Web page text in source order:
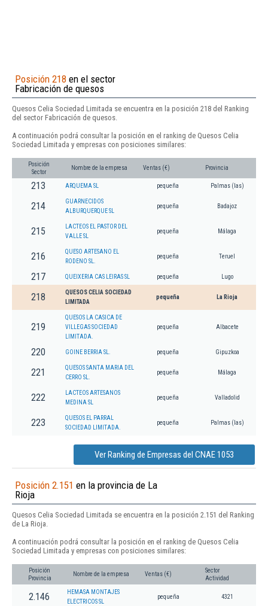
Posición 218 en el sector
Fabricación de quesos
Quesos Celia Sociedad Limitada se encuentra en la posición 218 del Ranking
del sector Fabricación de quesos.
A continuación podrá consultar la posición en el ranking de Quesos Celia
Sociedad Limitada y empresas con posiciones similares:
Posición
Sector
Nombre de la empresa Ventas (€) Provincia
213 ARQUEMA SL pequeña Palmas (las)
214
GUARNECIDOS
ALBURQUERQUE SL
pequeña Badajoz
215
LACTEOS EL PASTOR DEL
VALLE SL
pequeña Málaga
216
QUESO ARTESANO EL
RODENO SL.
pequeña Teruel
217 QUEIXERIA CAS LEIRAS SL pequeña Lugo
218
QUESOS CELIA SOCIEDAD
LIMITADA
pequeña La Rioja
219
QUESOS LA CASICA DE
VILLEGAS SOCIEDAD
LIMITADA.
pequeña Albacete
220 GOINE BERRIA SL. pequeña Gipuzkoa
221
QUESOS SANTA MARIA DEL
CERRO SL.
pequeña Málaga
222
LACTEOS ARTESANOS
MEDINA SL
pequeña Valladolid
223
QUESOS EL PARRAL
SOCIEDAD LIMITADA.
pequeña Palmas (las)
Ver Ranking de Empresas del CNAE 1053
Posición 2.151 en la provincia de La
Rioja
Quesos Celia Sociedad Limitada se encuentra en la posición 2.151 del Ranking
de La Rioja.
A continuación podrá consultar la posición en el ranking de Quesos Celia
Sociedad Limitada y empresas con posiciones similares:
Posición
Provincia
Nombre de la empresa Ventas (€)
Sector
Actividad
2.146
HEMASA MONTAJES
ELECTRICOS SL
pequeña 4321